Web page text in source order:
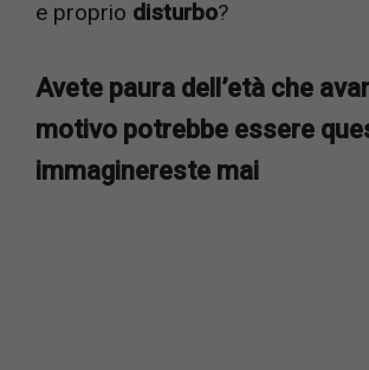
e proprio disturbo?
Avete paura dell’età che
motivo potrebbe essere
immaginereste mai